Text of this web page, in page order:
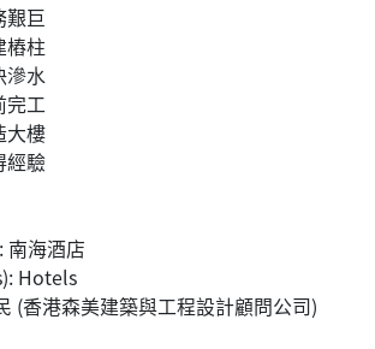
艱巨
樁柱
滲水
完工
大樓
經驗
海酒店
Hotels
(香港森美建築與工程設計顧問公司)